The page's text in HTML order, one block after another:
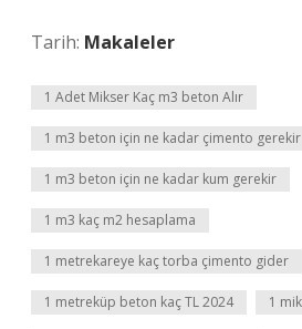
Tarih: Makaleler
1 Adet Mikser Kaç m3 beton Alır
1 m3 beton için ne kadar çimento gerekir
1 m3 beton için ne kadar kum gerekir
1 m3 kaç m2 hesaplama
1 metrekareye kaç torba çimento gider
1 metreküp beton kaç TL 2024 1